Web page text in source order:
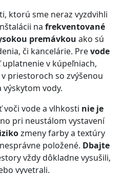
ktorú sme neraz vyzdvihli
na frekventované
premávkou ako sú
či kancelárie. Prevode
v kúpeľniach,
priestoroch so zvýšenou
vody.
voči vode a vlhkosti nie je
pri neustálom vystavení
zmeny farby a textúry
položené. Dbajte
vždy dôkladne vysušili,
vyvetrali.